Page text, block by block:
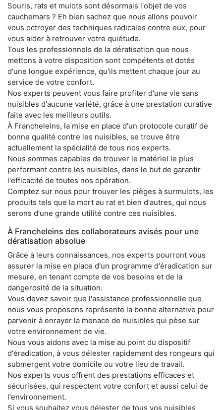
Souris, rats et mulots sont désormais l'objet de vos
cauchemars ? Eh bien sachez que nous allons pouvoir
vous octroyer des techniques radicales contre eux, pour
vous aider à retrouver votre quiétude.
Tous les professionnels de la dératisation que nous
mettons à votre disposition sont compétents et dotés
d'une longue expérience, qu'ils mettent chaque jour au
service de votre confort.
Nos experts peuvent vous faire profiter d'une vie sans
nuisibles d'aucune variété, grâce à une prestation curative
faite avec les meilleurs outils.
À Francheleins, la mise en place d'un protocole curatif de
bonne qualité contre les nuisibles, se trouve être
actuellement la spécialité de tous nos experts.
Nous sommes capables de trouver le matériel le plus
performant contre les nuisibles, dans le but de garantir
l'efficacité de toutes nos opération.
Comptez sur nous pour trouver les pièges à surmulots, les
produits tels que la mort au rat et bien d'autres, qui nous
serons d'une grande utilité contre ces nuisibles.
À Francheleins des collaborateurs avisés pour une
dératisation absolue
Grâce à leurs connaissances, nos experts pourront vous
assurer la mise en place d'un programme d'éradication sur
mesure, en tenant compte de vos besoins et de la
dangerosité de la situation.
Vous devez savoir que l'assistance professionnelle que
nous vous proposons représente la bonne alternative pour
parvenir à enrayer la menace de nuisibles qui pèse sur
votre environnement de vie.
Nous vous aidons avec la mise au point du dispositif
d'éradication, à vous délester rapidement des rongeurs qui
submergent votre domicile ou votre lieu de travail.
Nos experts vous offrent des prestations efficaces et
sécurisées, qui respectent votre confort et aussi celui de
l'environnement.
Si vous souhaitez vous délester de tous vos nuisibles,